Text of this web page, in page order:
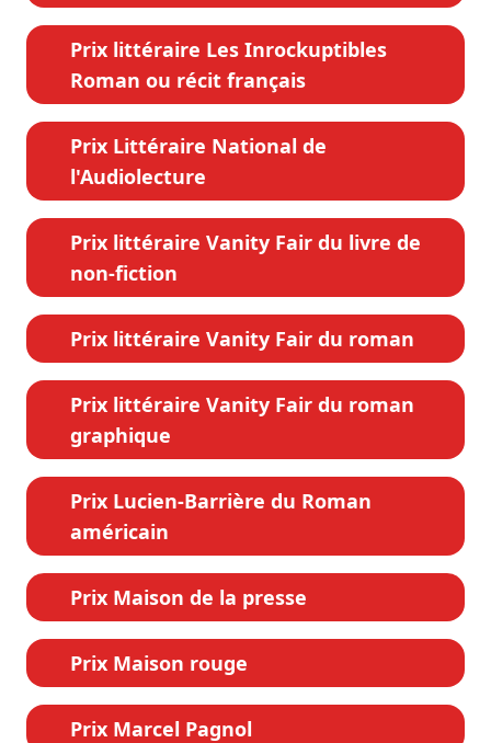
Prix littéraire Les Inrockuptibles
Roman ou récit français
Prix Littéraire National de
l'Audiolecture
Prix littéraire Vanity Fair du livre de
non-fiction
Prix littéraire Vanity Fair du roman
Prix littéraire Vanity Fair du roman
graphique
Prix Lucien-Barrière du Roman
américain
Prix Maison de la presse
Prix Maison rouge
Prix Marcel Pagnol